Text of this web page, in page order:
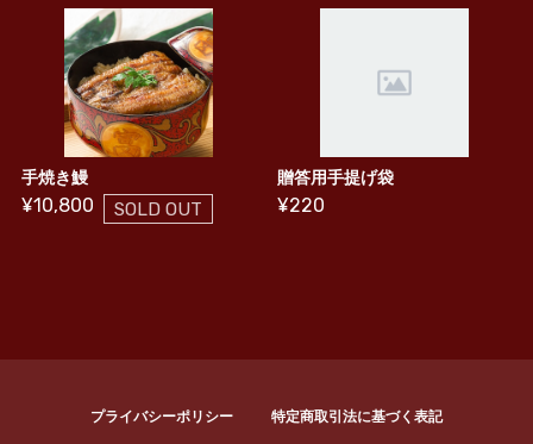
手焼き鰻
¥10,800 SOLD OUT
贈答用手提げ袋
¥220
プライバシーポリシー 特定商取引法に基づく表記